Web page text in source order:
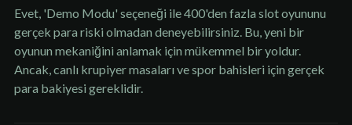
Evet, 'Demo Modu' seçeneği ile 400'den fazla slot oyununu
gerçek para riski olmadan deneyebilirsiniz. Bu, yeni bir
oyunun mekaniğini anlamak için mükemmel bir yoldur.
Ancak, canlı krupiyer masaları ve spor bahisleri için gerçek
para bakiyesi gereklidir.